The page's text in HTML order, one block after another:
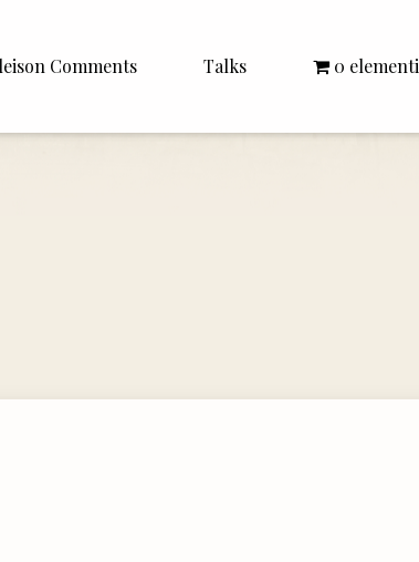
Comments Talks
Rector Letters
0 elementi